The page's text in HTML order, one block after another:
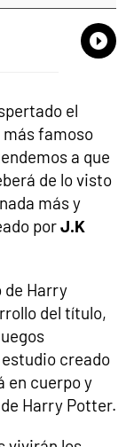
el
famoso
a que
de lo visto
más y
porJ.K
de Harry
del título,
estudio creado
en cuerpo y
Harry Potter.